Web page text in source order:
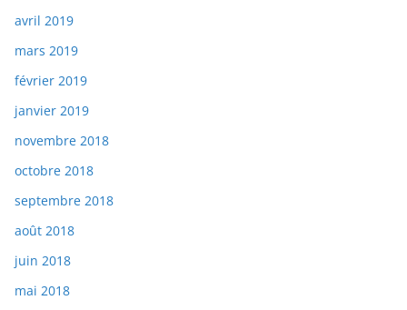
avril 2019
mars 2019
février 2019
janvier 2019
novembre 2018
octobre 2018
septembre 2018
août 2018
juin 2018
mai 2018